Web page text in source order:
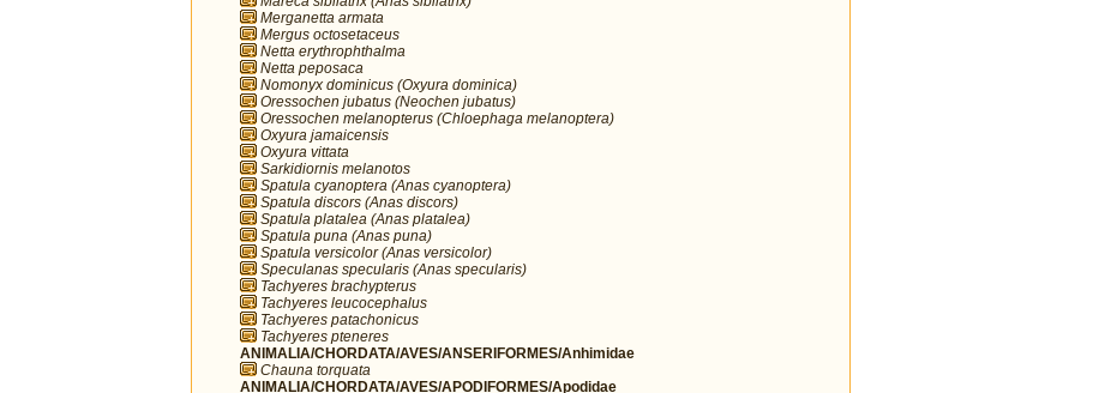
Merganetta armata
Mergus octosetaceus
Netta erythrophthalma
Netta peposaca
Nomonyx dominicus (Oxyura dominica)
Oressochen jubatus (Neochen jubatus)
Oressochen melanopterus (Chloephaga melanoptera)
Oxyura jamaicensis
Oxyura vittata
Sarkidiornis melanotos
Spatula cyanoptera (Anas cyanoptera)
Spatula discors (Anas discors)
Spatula platalea (Anas platalea)
Spatula puna (Anas puna)
Spatula versicolor (Anas versicolor)
Speculanas specularis (Anas specularis)
Tachyeres brachypterus
Tachyeres leucocephalus
Tachyeres patachonicus
Tachyeres pteneres
ANIMALIA/CHORDATA/AVES/ANSERIFORMES/Anhimidae
Chauna torquata
ANIMALIA/CHORDATA/AVES/APODIFORMES/Apodidae